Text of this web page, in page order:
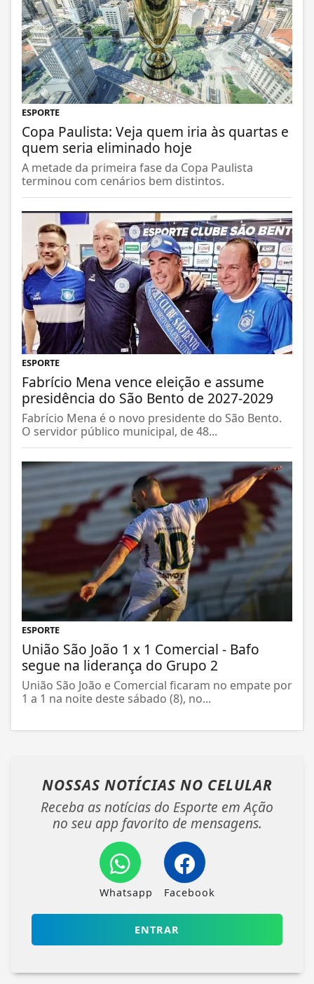
ESPORTE
Copa Paulista: Veja quem iria às quartas e
quem seria eliminado hoje
A metade da primeira fase da Copa Paulista
terminou com cenários bem distintos.
ESPORTE
Fabrício Mena vence eleição e assume
presidência do São Bento de 2027-2029
Fabrício Mena é o novo presidente do São Bento.
O servidor público municipal, de 48...
ESPORTE
União São João 1 x 1 Comercial - Bafo
segue na liderança do Grupo 2
União São João e Comercial ficaram no empate por
1 a 1 na noite deste sábado (8), no...
NOSSAS NOTÍCIAS NO CELULAR
Receba as notícias do Esporte em Ação
no seu app favorito de mensagens.
Whatsapp Facebook
ENTRAR